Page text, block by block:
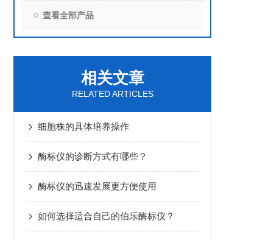
查看全部产品
相关文章
RELATED ARTICLES
细胞株的具体培养操作
酶标仪的诊断方式有哪些？
酶标仪的迅速发展更方便使用
如何选择适合自己的伯乐酶标仪？